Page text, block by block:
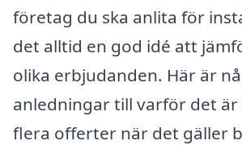
företag du ska anlita för
det alltid en god idé att
olika erbjudanden. Här är
anledningar till varför det
flera offerter när det gäller